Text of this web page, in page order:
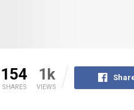
154
SHARES
1k
VIEWS